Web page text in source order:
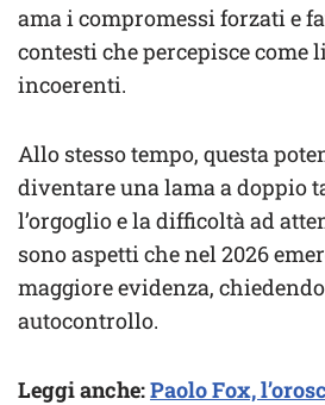
ama i compromessi forzati e
contesti che percepisce come
incoerenti.
Allo stesso tempo, questa
diventare una lama a doppio
l’orgoglio e la difficoltà ad
sono aspetti che nel 2026
maggiore evidenza,
autocontrollo.
Leggi anche:Paolo Fox,